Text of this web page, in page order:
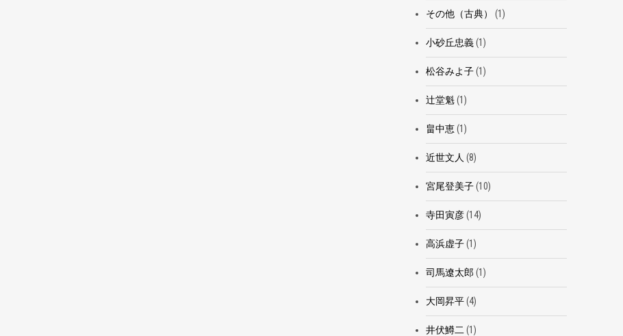
その他（古典） (1)
小砂丘忠義(1)
松谷みよ子(1)
辻堂魁(1)
畠中恵(1)
近世文人 (8)
宮尾登美子(10)
寺田寅彦(14)
高浜虚子(1)
司馬遼太郎 (1)
大岡昇平(4)
井伏鱒二 (1)